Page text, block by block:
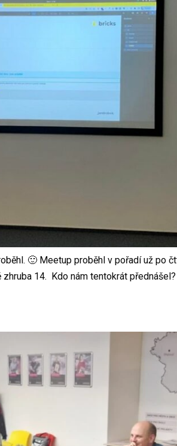
🙂 Meetup proběhl v pořadí už po
14. Kdo nám tentokrát